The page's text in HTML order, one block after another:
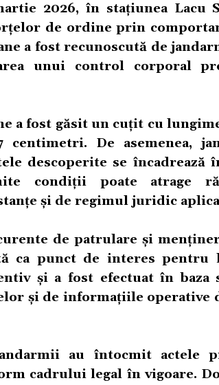
2026, în stațiunea Lacu
de ordine prin
a fost recunoscută de
unui control corporal
a fost găsit un cuțit cu
De asemenea,
descoperite se încadrează
condiții poate atrage
și de regimul juridic
de patrulare și
ca punct de interes pentru
și a fost efectuat în baza
și de informațiile operative
au întocmit actele
cadrului legal în vigoare.